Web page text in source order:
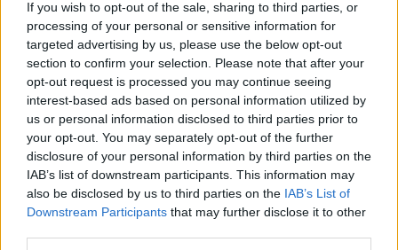
If you wish to opt-out of the sale, sharing to third parties, or
processing of your personal or sensitive information for
targeted advertising by us, please use the below opt-out
section to confirm your selection. Please note that after your
opt-out request is processed you may continue seeing
interest-based ads based on personal information utilized by
us or personal information disclosed to third parties prior to
your opt-out. You may separately opt-out of the further
disclosure of your personal information by third parties on the
IAB’s list of downstream participants. This information may
also be disclosed by us to third parties on the IAB’s List of
Downstream Participants that may further disclose it to other
Η μελέτη διαπίστωσε ότιοι άνδρες είναι πιο
δυστυχισμένοι όταν είναι ελεύθεροι, κάτι
που «μπορεί να είναι μια ακριβής αναγνώριση
ότι έχουν περισσότερα να κερδίσουν από μία
σχέση από ό,τι οι γυναικες».
Δείτε επίσης: Οι εργένηδες έχουν
80% περισσότερες πιθανότητες να
εμφανίσουν κατάθλιψη από τους
παντρεμένους [μελέτη]